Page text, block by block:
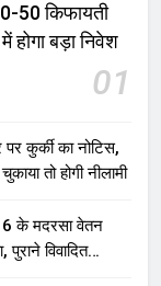
50 किफायती
बड़ा निवेश
01
कुर्की का नोटिस,
तो होगी नीलामी
के मदरसा वेतन
विवादित